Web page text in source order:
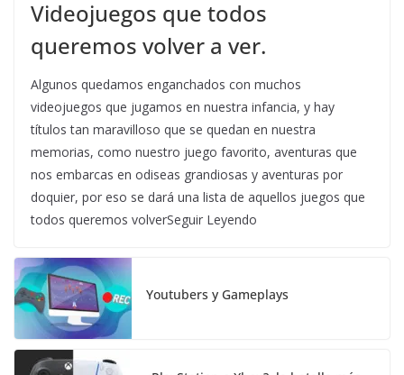
Videojuegos que todos
queremos volver a ver.
Algunos quedamos enganchados con muchos
videojuegos que jugamos en nuestra infancia, y hay
títulos tan maravilloso que se quedan en nuestra
memorias, como nuestro juego favorito, aventuras que
nos embarcas en odiseas grandiosas y aventuras por
doquier, por eso se dará una lista de aquellos juegos que
todos queremos volverSeguir Leyendo
Youtubers y Gameplays